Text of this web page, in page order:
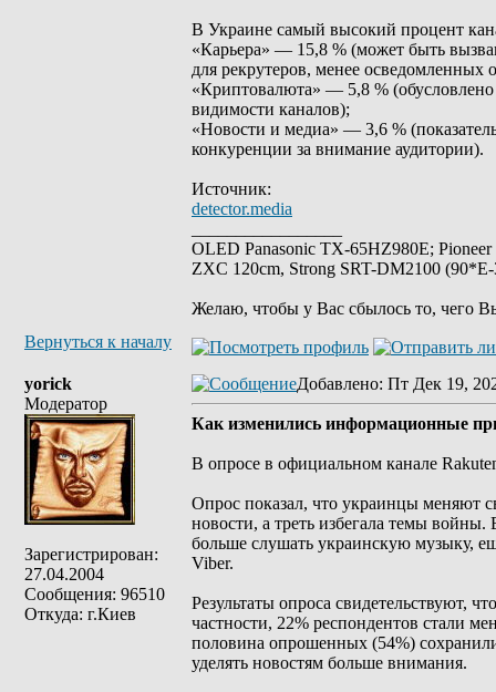
В Украине самый высокий процент
«Карьера» — 15,8 % (может быть
для рекрутеров, менее осведомленных
«Криптовалюта» — 5,8 %
видимости каналов);
«Новости и медиа» — 3,6 %
конкуренции за внимание аудитории).
Источник:
detector.media
OLED Panasonic TX-65HZ980E;
ZXC 120cm, Strong SRT-DM2100
Желаю, чтобы у Вас сбылось то, чего
Вернуться к началу
yorick
Модератор
Зарегистрирован:
27.04.2004
Сообщения: 96510
Откуда: г.Киев
Добавлено: Пт Дек 19,
Как изменились информационные
В опросе в официальном канале
Опрос показал, что украинцы меняют
новости, а треть избегала темы
больше слушать украинскую музыку,
Viber.
Результаты опроса свидетельствуют,
частности, 22% респондентов стали
половина опрошенных (54%)
уделять новостям больше внимания.